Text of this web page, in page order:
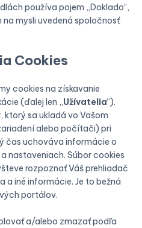
používa pojem „Doklado“,
na mysli uvedená spoločnosť
Cookies
cookies na získavanie
(ďalej len „Užívatelia“).
ktorý sa ukladá vo Vašom
alebo počítači) pri
čas uchováva informácie o
nastaveniach. Súbor cookies
rozpoznať Váš prehliadač
a iné informácie. Je to bežná
portálov.
a/alebo zmazať podľa